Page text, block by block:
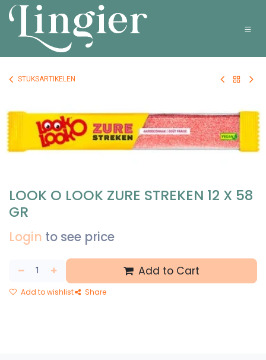
Overslaan naar inhoud
STUKSARTIKELEN
LOOK O LOOK ZURE STREKEN 12 X 58
GR
Login to see price
Add to Cart
Add to wishlist Share